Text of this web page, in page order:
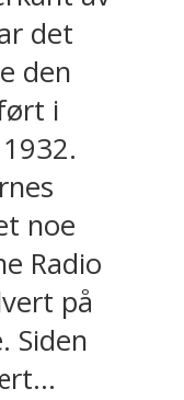
det
den
i
noe
Radio
på
Siden